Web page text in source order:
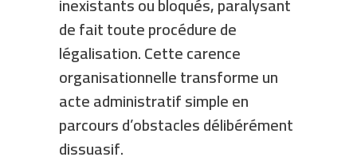
de fait toute procédure de
légalisation. Cette carence
organisationnelle transforme un
acte administratif simple en
parcours d’obstacles délibérément
dissuasif.